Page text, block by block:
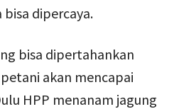
dipercaya.
bisa dipertahankan
akan mencapai
HPP menanam jagung